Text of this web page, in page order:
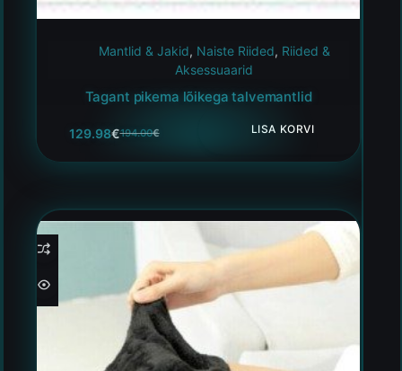
Mantlid & Jakid, Naiste Riided, Riided &
Aksessuaarid
Tagant pikema lõikega talvemantlid
194.00€
129.98€ LISA KORVI